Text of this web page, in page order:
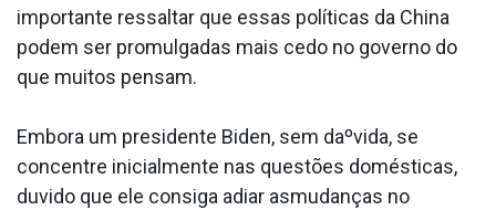
importante ressaltar que essas políticas da China
podem ser promulgadas mais cedo no governo do
que muitos pensam.
Embora um presidente Biden, sem daºvida, se
concentre inicialmente nas questões domésticas,
duvido que ele consiga adiar asmudanças no